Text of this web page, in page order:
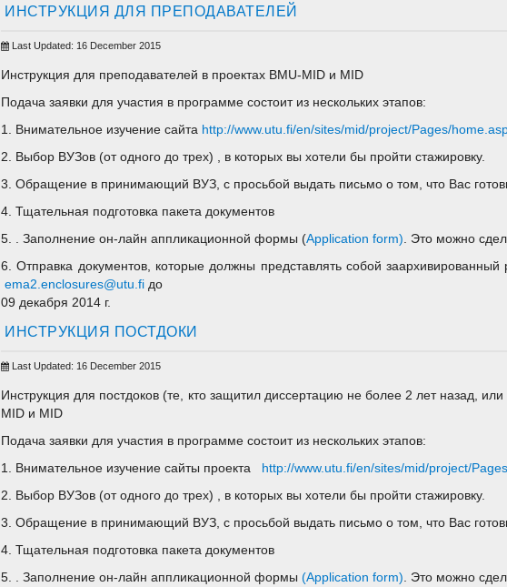
ИНСТРУКЦИЯ ДЛЯ ПРЕПОДАВАТЕЛЕЙ
Last Updated: 16 December 2015
Инструкция для преподавателей в проектах BMU-MID и MID
Подача заявки для участия в программе состоит из нескольких этапов:
1. Внимательное изучение сайтa http://www.utu.fi/en/sites/mid/project/Pages/
2. Выбор ВУЗов (от одного до трех) , в которых вы хотели бы пройти стажировку.
3. Обращение в принимающий ВУЗ, с просьбой выдать письмо о том, что Вас
4. Тщательная подготовка пакета документов
5. . Заполнение он-лайн аппликационной формы (Application form). Это можно
6. Отправка документов, которые должны представлять собой
ema2.enclosures@utu.fi до
09 декабря 2014 г.
ИНСТРУКЦИЯ ПОСТДОКИ
Last Updated: 16 December 2015
Инструкция для постдоков (те, кто защитил диссертацию не более 2 лет назад, или
MID и MID
Подача заявки для участия в программе состоит из нескольких этапов:
1. Внимательное изучение сайты проекта
http://www.utu.fi/en/sites/mid/project/
2. Выбор ВУЗов (от одного до трех) , в которых вы хотели бы пройти стажировку.
3. Обращение в принимающий ВУЗ, с просьбой выдать письмо о том, что Вас
4. Тщательная подготовка пакета документов
5. . Заполнение он-лайн аппликационной формы(Application form). Это можно